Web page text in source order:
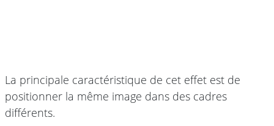
La principale caractéristique de cet effet est de
positionner la même image dans des cadres
différents.